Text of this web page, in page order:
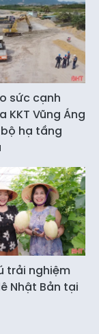
sức cạnh
KKT Vũng Áng
hạ tầng
trải nghiệm
Nhật Bản tại